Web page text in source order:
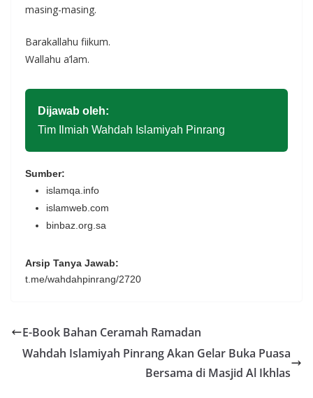
masing-masing.
Barakallahu fiikum.
Wallahu a’lam.
Dijawab oleh:
Tim Ilmiah Wahdah Islamiyah Pinrang
Sumber:
islamqa.info
islamweb.com
binbaz.org.sa
Arsip Tanya Jawab:
t.me/wahdahpinrang/2720
E-Book Bahan Ceramah Ramadan
Wahdah Islamiyah Pinrang Akan Gelar Buka Puasa
Bersama di Masjid Al Ikhlas